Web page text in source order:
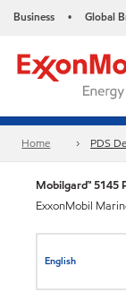
Business • Global
Home PDS
Mobilgard™ 5145
ExxonMobil
English